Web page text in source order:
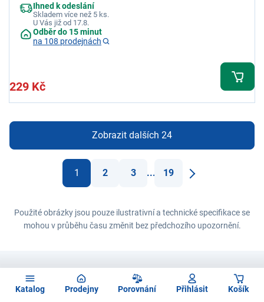
Katalog Prodejny Porovnání Přihlásit Košík
Ihned k odeslání
Skladem více než 5 ks.
U Vás již od 17.8.
Odběr do 15 minut
na 108 prodejnách
229 Kč
Zobrazit dalších 24
1 2 3 ...
19
Použité obrázky jsou pouze ilustrativní a technické specifikace se
mohou v průběhu času změnit bez předchozího upozornění.
Zadejte
e-mail
Chcete znát všechny novinky jako
první?